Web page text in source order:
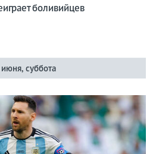
боливийцев
суббота